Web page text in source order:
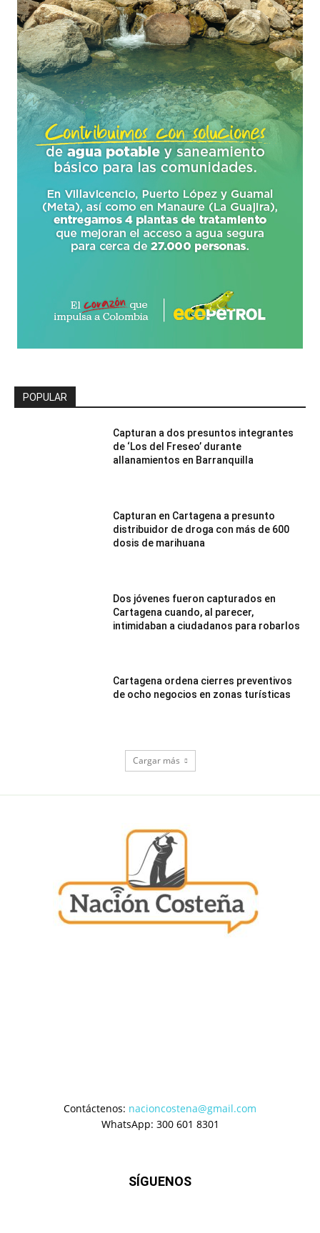
POPULAR
Capturan a dos presuntos integrantes
de ‘Los del Freseo’ durante
allanamientos en Barranquilla
Capturan en Cartagena a presunto
distribuidor de droga con más de 600
dosis de marihuana
Dos jóvenes fueron capturados en
Cartagena cuando, al parecer,
intimidaban a ciudadanos para robarlos
Cartagena ordena cierres preventivos
de ocho negocios en zonas turísticas
Cargar más
Contáctenos: nacioncostena@gmail.com
WhatsApp: 300 601 8301
SÍGUENOS